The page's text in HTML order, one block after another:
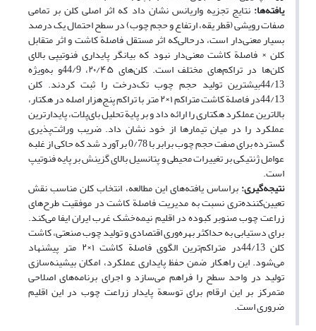
یافته‌ها: نتایج تجزیه واریانس نشان داد که اثر اصلی کلن بر تمامی
صفات رویشی (قطر یقه، ارتفاع و حجم چوب) در سطح احتمال یک درصد
بسیار معنی‌دار است، درحالی‌که اثر مستقل فاصلة کاشت و اثر متقابل
کلن × فاصلة کاشت معنی‌دار نبود که بیانگر پایداری فنوتیپی بالای
کلن‌ها در تراکم‌های مختلف است. کلن‌های ۲۰/۴۵، 44/9و به‌ویژه
44/13بیشترین تولید حجم چوب تک‌درخت را ثبت کردند. کلن
44/13در فاصلة کاشت متراکم ۱×۲ متر با تراکم پنج‌هزار اصله در هکتار،
بالاترین عملکرد هکتاری را ارائه داد و بر پایة تحلیل بای‌پلات، پایدارترین
عملکرد را در میان تیمارها از خود نشان داد. ضریب وراثت‌پذیری
گسترده برای صفت حجم چوب برابر با 0/78 برآورد شد که حاکی از غلبه
عوامل ژنتیکی بر تغییرات محیطی و پتانسیل بالای گزینش بر پایه فنوتیپ
است.
نتیجه‌گیری:براساس یافته‌های این مطالعه، انتخاب کلن مناسب نقش
تعیین‌کننده‌تری نسبت به مدیریت فاصلة کاشت در موفقیت طرح‌های
زراعت چوب صنوبر کبوده در اقلیم نیمه‌خشک غرب ایران ایفا می‌کند.
برای دستیابی به حداکثر بهره‌وری اقتصادی و تولید چوب صنعتی، کاشت
کلن 44/13در متراکم‌ترین الگوی فاصلة کاشت ۱×۲ متر پیشنهاد
می‌شود. این راهکار ضمن حفظ پایداری عملکرد، امکان بیشینه‌سازی
تولید در واحد سطح را فراهم می‌سازد و اجرای برنامه‌های اصلاحی
متمرکز بر این ارقام برای توسعة پایدار زراعت چوب در این اقلیم
ضروری است.